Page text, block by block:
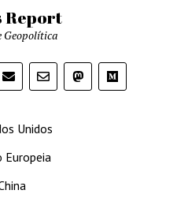
Report
Geopolítica
Unidos
Europeia